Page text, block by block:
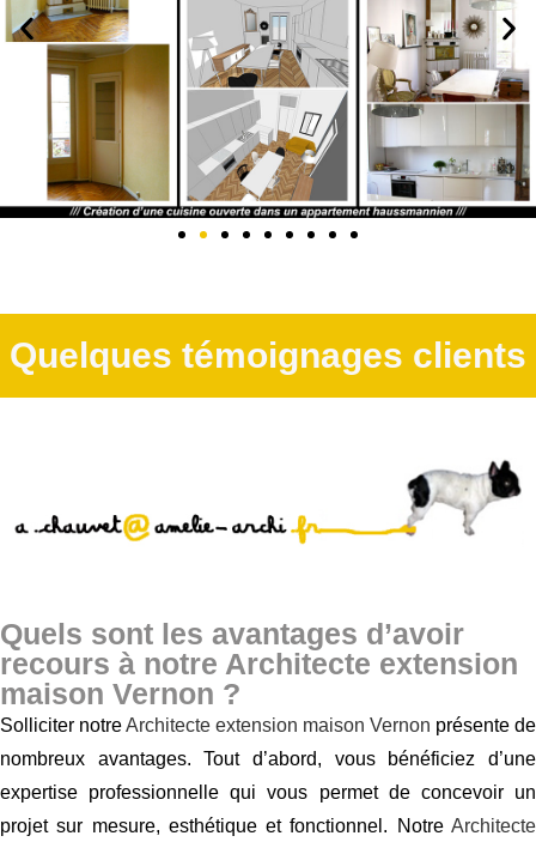
Quelques témoignages clients
Quels sont les avantages d’avoir
recours à notre Architecte extension
maison Vernon ?
Solliciter notreArchitecte extension maison Vernon présente de
nombreux avantages. Tout d’abord, vous bénéficiez d’une
expertise professionnelle qui vous permet de concevoir un
projet sur mesure, esthétique et fonctionnel. Notre Architecte